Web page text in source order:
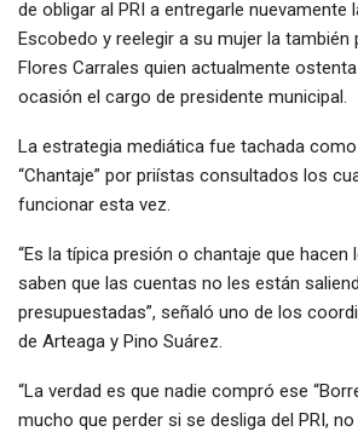
de obligar al PRI a entregarle nuevamente
Escobedo y reelegir a su mujer la también
Flores Carrales quien actualmente
ocasión el cargo de presidente municipal.
La estrategia mediática fue tachada como
“Chantaje” por priístas consultados los
funcionar esta vez.
“Es la típica presión o chantaje que
saben que las cuentas no les están
presupuestadas”, señaló uno de los
de Arteaga y Pino Suárez.
“La verdad es que nadie compró ese
mucho que perder si se desliga del PRI,